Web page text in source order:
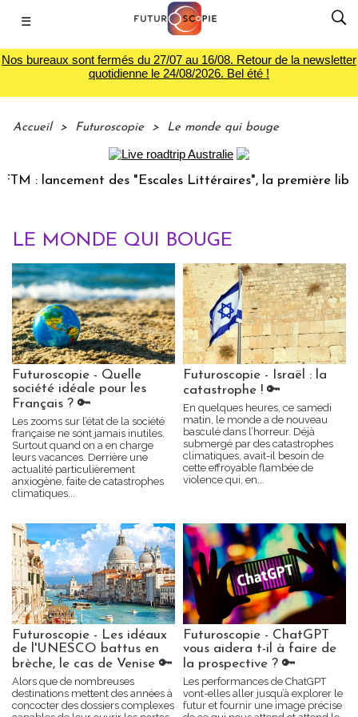
☰
Nos bureaux sont fermés du 27/07 au 16/08. Retour de la newsletter
quotidienne le 24/08/2026. Bel été !
Accueil > Futuroscopie > Le monde qui bouge
: lancement des "Escales Littéraires", la première librairie
LE MONDE QUI BOUGE
Futuroscopie - Quelle
société idéale pour les
Français ? 🔑
Les zooms sur l’état de la société
française ne sont jamais inutiles.
Surtout quand on a en charge
leurs vacances. Derrière une
actualité particulièrement
anxiogène, faite de catastrophes
climatiques...
Futuroscopie - Israël : la
catastrophe ! 🔑
En quelques heures, ce samedi
matin, le monde a de nouveau
basculé dans l’horreur. Déjà
submergé par des catastrophes
climatiques, avait-il besoin de
cette effroyable flambée de
violence qui, en...
Futuroscopie - Les idéaux
de l'UNESCO battus en
brèche, le cas de Venise 🔑
Alors que de nombreuses
destinations mettent des années à
concocter des dossiers complexes
Futuroscopie - ChatGPT
vous aidera t-il à faire de
la prospective ? 🔑
Les performances de ChatGPT
vont-elles aller jusqu’à explorer le
futur et fournir une image précise